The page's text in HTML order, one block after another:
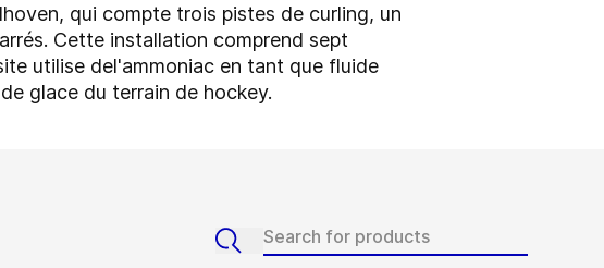
qui compte trois pistes de curling, un
Cette installation comprend sept
utilise del'ammoniac en tant que fluide
glace du terrain de hockey.